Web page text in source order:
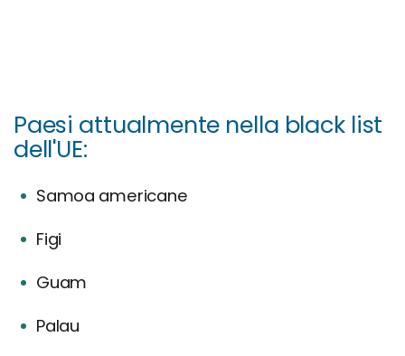
Paesi attualmente nella black list
dell'UE:
Samoa americane
Figi
Guam
Palau